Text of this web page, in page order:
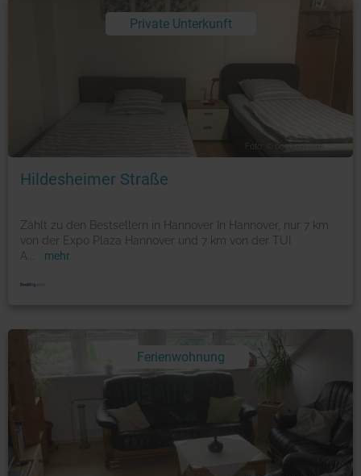
Private Unterkunft
Foto: © booking.com
Hildesheimer Straße
Zählt zu den Bestsellern in Hannover In Hannover, nur 7 km
von der Expo Plaza Hannover und 7 km von der TUI
A
mehr
Ferienwohnung